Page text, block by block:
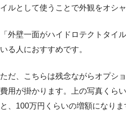
イルとして使うことで外観をオシ
「外壁一面がハイドロテクトタ
いる人におすすめです。
ただ、こちらは残念ながらオプシ
費用が掛かります。上の写真くら
と、100万円くらいの増額になり